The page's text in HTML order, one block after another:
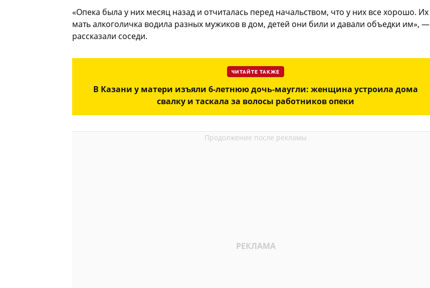
«Опека была у них месяц назад и отчиталась перед начальством, что у них все хорошо. Их
мать алкоголичка водила разных мужиков в дом, детей они били и давали объедки им», —
рассказали соседи.
ЧИТАЙТЕ ТАКЖЕ
В Казани у матери изъяли 6-летнюю дочь-маугли: женщина устроила дома
свалку и таскала за волосы работников опеки